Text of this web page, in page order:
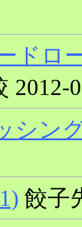
ドロ
2012-
シン
餃子